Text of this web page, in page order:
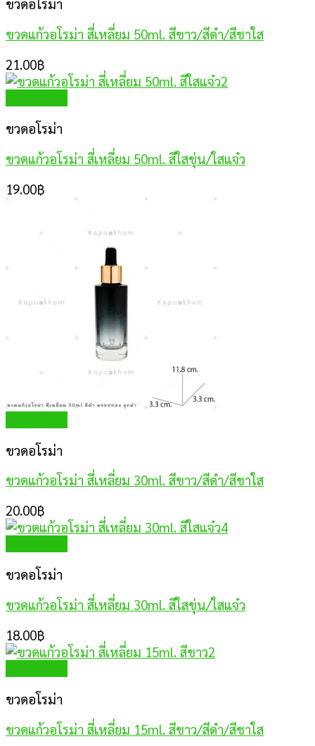
ขวดอโรม่า
ขวดแก้วอโรม่า สี่เหลี่ยม 50ml. สีขาว/สีดำ/สีชาใส
21.00฿
ขวดอโรม่า
ขวดแก้วอโรม่า สี่เหลี่ยม 50ml. สีใสขุ่น/ใสแจ๋ว
19.00฿
ขวดอโรม่า
ขวดแก้วอโรม่า สี่เหลี่ยม 30ml. สีขาว/สีดำ/สีชาใส
20.00฿
ขวดอโรม่า
ขวดแก้วอโรม่า สี่เหลี่ยม 30ml. สีใสขุ่น/ใสแจ๋ว
18.00฿
ขวดอโรม่า
ขวดแก้วอโรม่า สี่เหลี่ยม 15ml. สีขาว/สีดำ/สีชาใส